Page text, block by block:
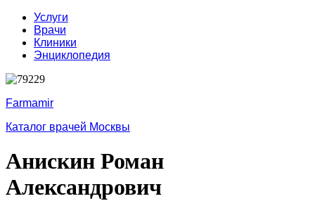
Услуги
Врачи
Клиники
Энциклопедия
Farmamir
Каталог врачей Москвы
Анискин Роман
Александрович